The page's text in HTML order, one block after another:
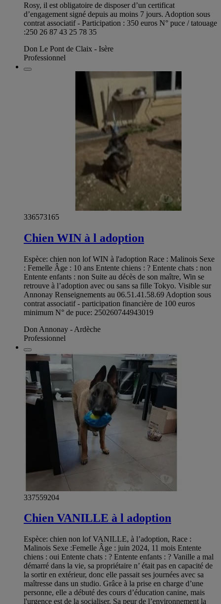
Rosy, il est obligatoire de disposer d’un certificat
d’engagement signé depuis au moins 7 jours. Adoption sous
contrat associatif - Participation : 350 euros N° puce / tatouage
:250 26 87 43 25 78 35
Don Le Pont de Claix - Isère
Professionnel
336573165
Chien WIN à l adoption
Espèce: chien non lof WIN à l'adoption Race : Malinois Sexe
: Femelle Âge : 10 ans Entente chiens : ? Entente chats : non
Entente enfants : non Suite au décès de son maître, Win se
retrouve à l’adoption avec ou sans sa fille Tokyo. Visible sur
Annonay Renseignements au 06.51.41.58.69 Adoption sous
contrat associatif - participation financière de 100 euros
minimum N° de puce: 250260744943019
Don Annonay - Ardèche
Professionnel
337559204
Chien VANILLE à l adoption
Espèce: chien non lof VANILLE, à l’adoption, Race :
Malinois Sexe :Femelle Âge : juin 2024, 11 mois Entente
chiens : oui Entente chats : ? Entente enfants : ? Vanille a mal
démarré dans la vie, sa propriétaire n’ était pas en capacité de
la sortir en extérieur, donc elle passait ses journées avec sa
maîtresse dans un studio. Grâce à la prise en charge d’une
personne, elle a débuté des cours d’éducation canine, mais
l'urgence est de la socialiser. Sa peur de l’environnement la